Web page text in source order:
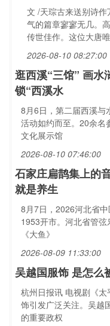
文 /天琮古来送别诗
气的篇章寥寥无几。
传世佳作。这位大唐
2026-08-10 08:27:00
逛西溪“三馆” 画水
锁“西溪水
8月6日，第二届西溪与
活动如约而至。20余名
文化展示馆
2026-08-10 07:46:00
石家庄扁鹊集上的
就是养生
8月7日，2026河北省
1953开市。河北省管
《大鱼》
2026-08-09 11:33:00
吴越国服饰 是怎么
杭州日报讯 电视剧《
饰引发广泛关注。吴越
的重要政权